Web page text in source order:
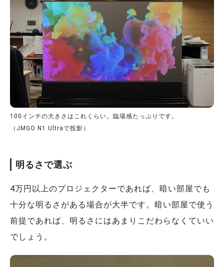
100インチの大きさはこれくらい。臨場感たっぷりです。
（JMGO N1 Ultraで投影）
明るさで選ぶ
4万円以上のプロジェクターであれば、暗い部屋でも
十分な明るさがある場合が大半です。暗い部屋で使う
前提であれば、明るさにはあまりこだわらなくていい
でしょう。